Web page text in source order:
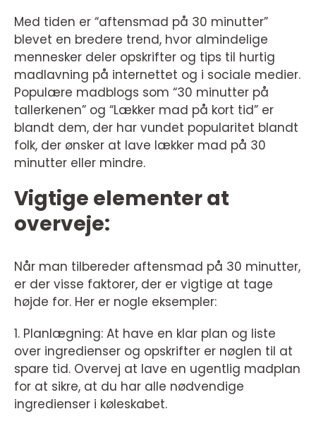
Med tiden er “aftensmad på 30 minutter”
blevet en bredere trend, hvor almindelige
mennesker deler opskrifter og tips til hurtig
madlavning på internettet og i sociale medier.
Populære madblogs som “30 minutter på
tallerkenen” og “Lækker mad på kort tid” er
blandt dem, der har vundet popularitet blandt
folk, der ønsker at lave lækker mad på 30
minutter eller mindre.
Vigtige elementer at
overveje:
Når man tilbereder aftensmad på 30 minutter,
er der visse faktorer, der er vigtige at tage
højde for. Her er nogle eksempler:
1. Planlægning: At have en klar plan og liste
over ingredienser og opskrifter er nøglen til at
spare tid. Overvej at lave en ugentlig madplan
for at sikre, at du har alle nødvendige
ingredienser i køleskabet.